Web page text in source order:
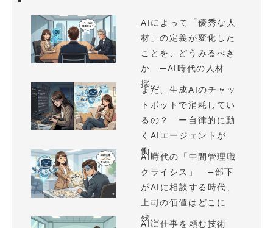
AIによって「優秀な人
材」の定義が変化した
ことを、どうみるべき
か —AI時代の人材
採...
まだ、生成AIのチャッ
トボットで消耗してい
るの？ ー自律的に動
くAIエージェントが
働...
AI時代の「中間管理職
クライシス」 —部下
がAIに相談する時代、
上司の価値はどこに
残...
AIに仕事を頼む技術